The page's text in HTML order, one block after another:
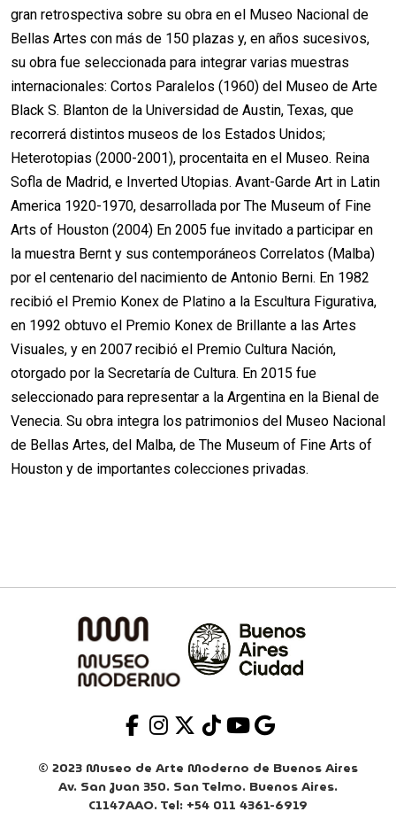
gran retrospectiva sobre su obra en el Museo Nacional de
Bellas Artes con más de 150 plazas y, en años sucesivos,
su obra fue seleccionada para integrar varias muestras
internacionales: Cortos Paralelos (1960) del Museo de Arte
Black S. Blanton de la Universidad de Austin, Texas, que
recorrerá distintos museos de los Estados Unidos;
Heterotopias (2000-2001), procentaita en el Museo. Reina
Sofla de Madrid, e Inverted Utopias. Avant-Garde Art in Latin
America 1920-1970, desarrollada por The Museum of Fine
Arts of Houston (2004) En 2005 fue invitado a participar en
la muestra Bernt y sus contemporáneos Correlatos (Malba)
por el centenario del nacimiento de Antonio Berni. En 1982
recibió el Premio Konex de Platino a la Escultura Figurativa,
en 1992 obtuvo el Premio Konex de Brillante a las Artes
Visuales, y en 2007 recibió el Premio Cultura Nación,
otorgado por la Secretaría de Cultura. En 2015 fue
seleccionado para representar a la Argentina en la Bienal de
Venecia. Su obra integra los patrimonios del Museo Nacional
de Bellas Artes, del Malba, de The Museum of Fine Arts of
Houston y de importantes colecciones privadas.
© 2023 Museo de Arte Moderno de Buenos Aires
Av. San Juan 350. San Telmo. Buenos Aires.
C1147AAO. Tel: +54 011 4361-6919